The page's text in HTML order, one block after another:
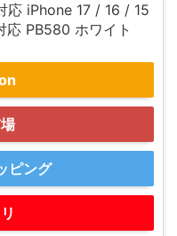
応 iPhone 17 / 16 / 15
PB580 ホワイト
ピング